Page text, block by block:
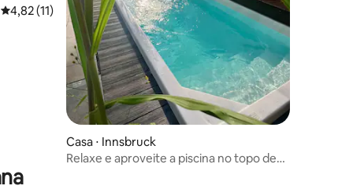
4,82 de uma avaliação média de 5, 11 avaliações
4,82 (11)
Casa ⋅ Innsbruck
Relaxe e aproveite a piscina no topo de